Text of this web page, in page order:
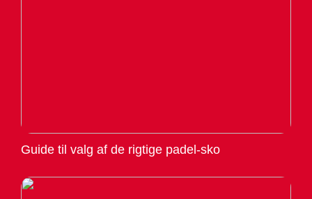
Guide til valg af de rigtige padel-sko